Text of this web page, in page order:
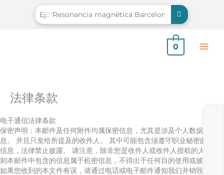
0
法律条款
电子通信法律条款
保密声明：本邮件及任何附件均属保密信息，尤其是涉及个人数据的信
息。 并且只发给所提及的收件人。 其中可能包含须遵守职业秘密的机密
信息，法律禁止披露。 请注意，除非您是收件人或收件人授权的人，否
则本邮件中包含的信息属于机密信息，不得出于任何目的使用或披露。
如果您收到的本文件有误，请通过电话或电子邮件通知我们并销毁本文